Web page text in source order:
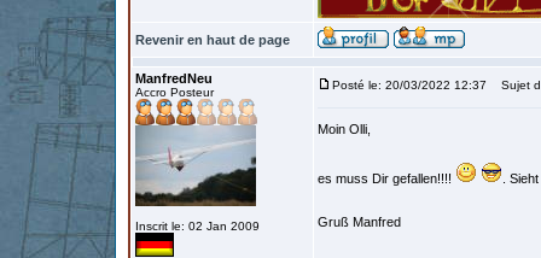
Revenir en haut de page
ManfredNeu
Accro Posteur
Inscrit le: 02 Jan 2009
Posté le: 20/03/2022 12:37 Sujet
Moin Olli,
es muss Dir gefallen!!!! .
Gruß Manfred